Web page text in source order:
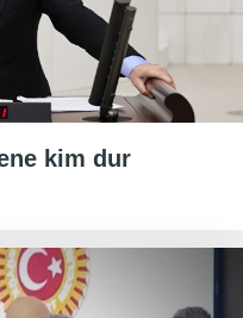
kim dur